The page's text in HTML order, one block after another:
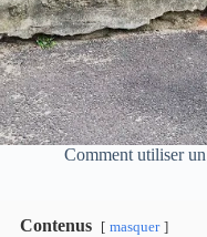
Comment utiliser
Contenus masquer